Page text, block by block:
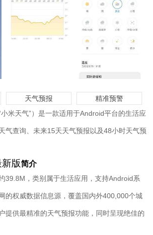
天气预报
精准预警
米天气”）是一款适用于Android平台的生活应
气查询、未来15天天气预报以及48小时天气预
新版简介
39.8M，类别属于生活应用，支持Android系
的权威数据信息源，覆盖国内外400,000个城
提供最精准的天气预报功能，同时呈现绝佳的